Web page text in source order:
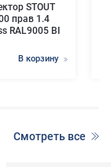
STOUT
прав 1.4
RAL9005 BI
В корзину
Смотреть все